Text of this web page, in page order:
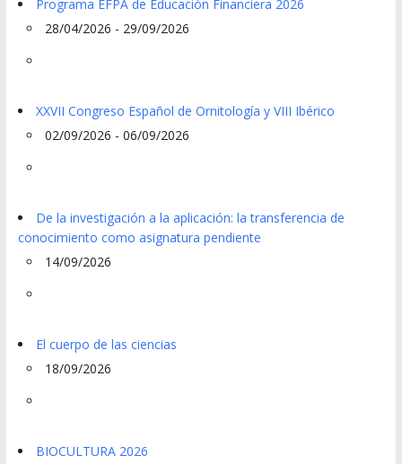
Programa EFPA de Educación Financiera 2026
28/04/2026 - 29/09/2026
XXVII Congreso Español de Ornitología y VIII Ibérico
02/09/2026 - 06/09/2026
De la investigación a la aplicación: la transferencia de
conocimiento como asignatura pendiente
14/09/2026
El cuerpo de las ciencias
18/09/2026
BIOCULTURA 2026